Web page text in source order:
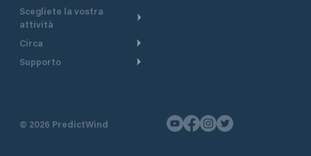
Itinerario meteorologico
Itinerario per motoscafi
Pianifica partenza
Scegliete la vostra
attività
Crociera
Navigazione a motore
Circa
Panoramica
Supporto
Contatto
© 2026 PredictWind